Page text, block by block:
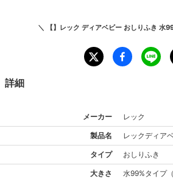
＼ 【】レック ディアベビー おしりふき 水
詳細
メーカー レック
製品名 レックディア
タイプ おしりふき
大きさ 水99%タイプ（